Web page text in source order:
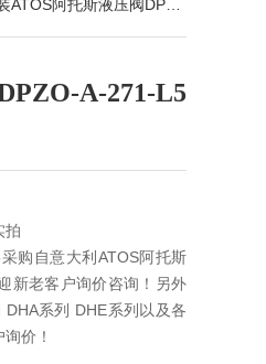
阿托斯液压阀DPZO-A-271-L5实拍
A-271-L5
拍
购自意大利ATOS阿托斯
新老客户询价咨询！另外
系列 DHE系列以及各
价！